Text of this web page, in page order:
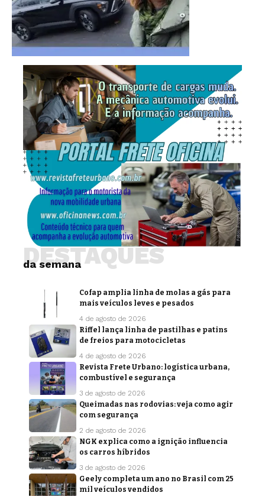
da semana
DESTAQUES
Cofap amplia linha de molas a gás para
mais veículos leves e pesados
4 de agosto de 2026
Riffel lança linha de pastilhas e patins
de freios para motocicletas
4 de agosto de 2026
Revista Frete Urbano: logística urbana,
combustível e segurança
3 de agosto de 2026
Queimadas nas rodovias: veja como agir
com segurança
2 de agosto de 2026
NGK explica como a ignição influencia
os carros híbridos
3 de agosto de 2026
Geely completa um ano no Brasil com 25
mil veículos vendidos